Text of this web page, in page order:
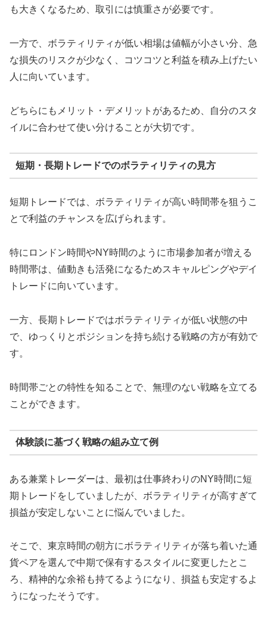
も大きくなるため、取引には慎重さが必要です。
一方で、ボラティリティが低い相場は値幅が小さい分、急
な損失のリスクが少なく、コツコツと利益を積み上げたい
人に向いています。
どちらにもメリット・デメリットがあるため、自分のスタ
イルに合わせて使い分けることが大切です。
短期・長期トレードでのボラティリティの見方
短期トレードでは、ボラティリティが高い時間帯を狙うこ
とで利益のチャンスを広げられます。
特にロンドン時間やNY時間のように市場参加者が増える
時間帯は、値動きも活発になるためスキャルピングやデイ
トレードに向いています。
一方、長期トレードではボラティリティが低い状態の中
で、ゆっくりとポジションを持ち続ける戦略の方が有効で
す。
時間帯ごとの特性を知ることで、無理のない戦略を立てる
ことができます。
体験談に基づく戦略の組み立て例
ある兼業トレーダーは、最初は仕事終わりのNY時間に短
期トレードをしていましたが、ボラティリティが高すぎて
損益が安定しないことに悩んでいました。
そこで、東京時間の朝方にボラティリティが落ち着いた通
貨ペアを選んで中期で保有するスタイルに変更したとこ
ろ、精神的な余裕も持てるようになり、損益も安定するよ
うになったそうです。